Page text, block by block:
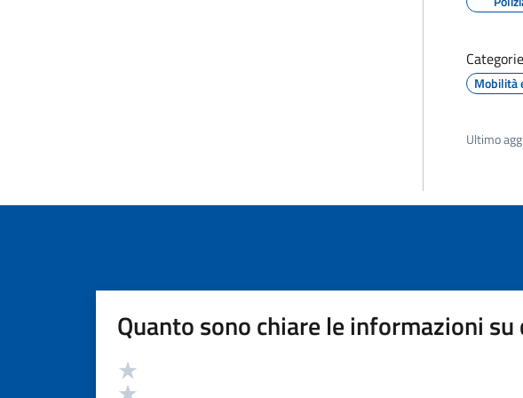
Mobilità
Ultimo
Quanto sono chiare le informazioni su
Valutazione